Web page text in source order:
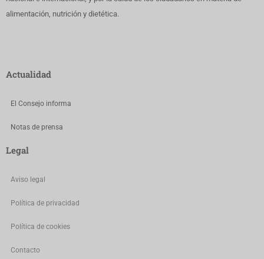
alimentación, nutrición y dietética.
Actualidad
El Consejo informa
Notas de prensa
Legal
Aviso legal
Política de privacidad
Política de cookies
Contacto